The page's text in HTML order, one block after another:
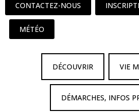
CONTACTEZ-NOUS
MÉTÉO
DÉCOUVRIR VIE
DÉMARCHES, INFOS